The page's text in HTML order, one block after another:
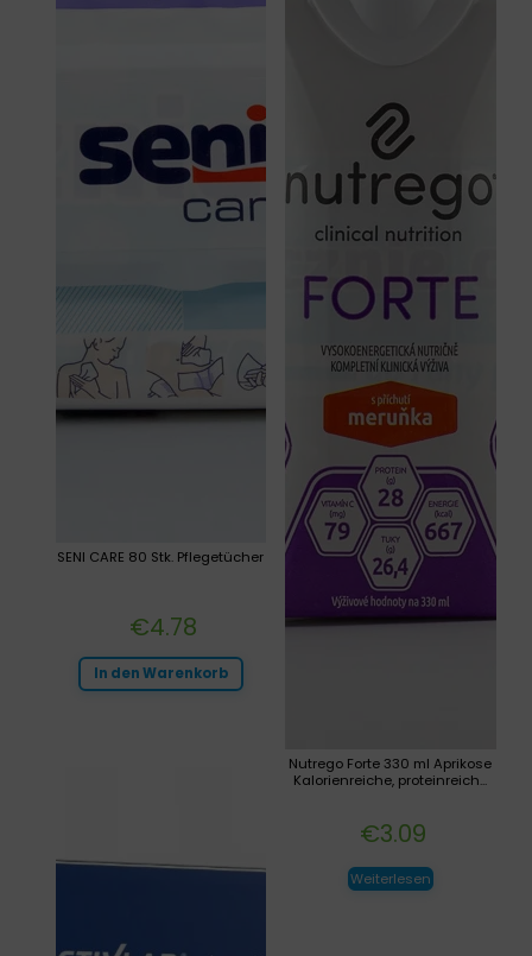
Nutrego Forte 330 ml Aprikose
Kalorienreiche, proteinreich...
€3.09
Weiterlesen
SENI CARE 80 Stk. Pflegetücher
€4.78
In den Warenkorb